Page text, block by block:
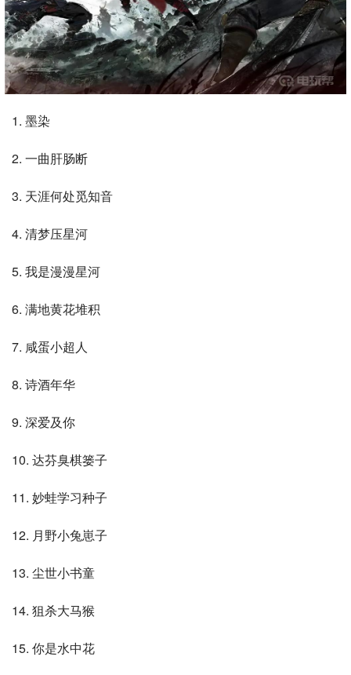
1. 墨染
2. 一曲肝肠断
3. 天涯何处觅知音
4. 清梦压星河
5. 我是漫漫星河
6. 满地黄花堆积
7. 咸蛋小超人
8. 诗酒年华
9. 深爱及你
10. 达芬臭棋篓子
11. 妙蛙学习种子
12. 月野小兔崽子
13. 尘世小书童
14. 狙杀大马猴
15. 你是水中花